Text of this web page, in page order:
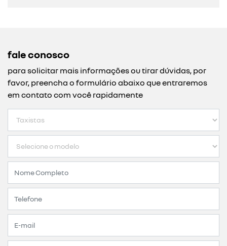
fale conosco
para solicitar mais informações ou tirar dúvidas, por
favor, preencha o formulário abaixo que entraremos
em contato com você rapidamente